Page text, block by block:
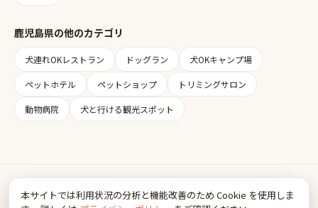
鹿児島県の他のカテゴリ
犬連れOKレストラン ドッグラン 犬OKキャンプ場
ペットホテル ペットショップ トリミングサロン
動物病院 犬と行ける観光スポット
Inudia
犬とお出かけ情報
本サイトでは利用状況の分析と機能改善のため Cookie を使用しま